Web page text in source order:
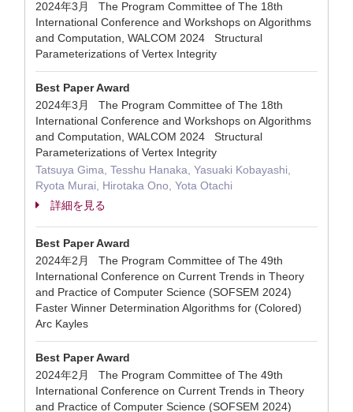
2024年3月 The Program Committee of The 18th
International Conference and Workshops on Algorithms
and Computation, WALCOM 2024 Structural
Parameterizations of Vertex Integrity
Best Paper Award
2024年3月 The Program Committee of The 18th
International Conference and Workshops on Algorithms
and Computation, WALCOM 2024 Structural
Parameterizations of Vertex Integrity
Tatsuya Gima, Tesshu Hanaka, Yasuaki Kobayashi,
Ryota Murai, Hirotaka Ono, Yota Otachi
詳細を見る
Best Paper Award
2024年2月 The Program Committee of The 49th
International Conference on Current Trends in Theory
and Practice of Computer Science (SOFSEM 2024)
Faster Winner Determination Algorithms for (Colored)
Arc Kayles
Best Paper Award
2024年2月 The Program Committee of The 49th
International Conference on Current Trends in Theory
and Practice of Computer Science (SOFSEM 2024)